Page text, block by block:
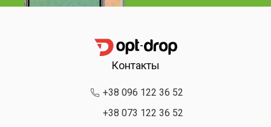
Контакты
+38 096 122 36 52
+38 073 122 36 52